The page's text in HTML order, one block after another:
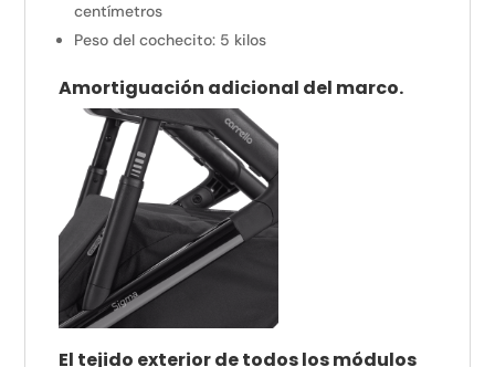
centímetros
Peso del cochecito: 5 kilos
Amortiguación adicional del marco.
El tejido exterior de todos los módulos